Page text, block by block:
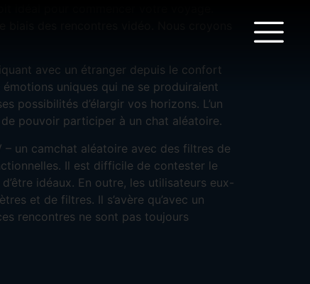
des rencontres vidéo. Nous croyons
avec un étranger depuis le confort
uniques qui ne se produiraient
possibilités d’élargir vos horizons. L’un
pouvoir participer à un chat aléatoire.
un camchat aléatoire avec des filtres de
Il est difficile de contester le
idéaux. En outre, les utilisateurs eux-
et de filtres. Il s’avère qu’avec un
rencontres ne sont pas toujours